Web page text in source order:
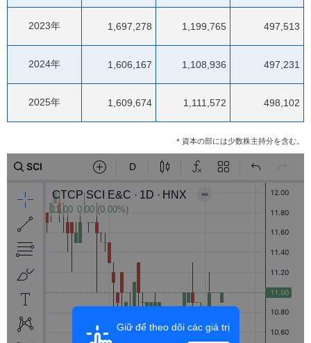
2023年 1,697,278 1,199,765 497,513
2024年 1,606,167 1,108,936 497,231
2025年 1,609,674 1,111,572 498,102
＊資本の部には少数株主持分を含む。